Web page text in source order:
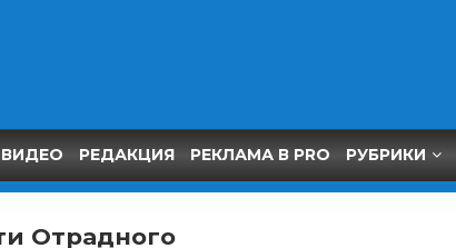
ВИДЕО РЕДАКЦИЯ РЕКЛАМА В PRO РУБРИКИ
Отрадного